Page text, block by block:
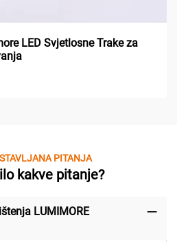
LED Svjetlosne Trake za
PITANJA
kakve pitanje?
LUMIMORE